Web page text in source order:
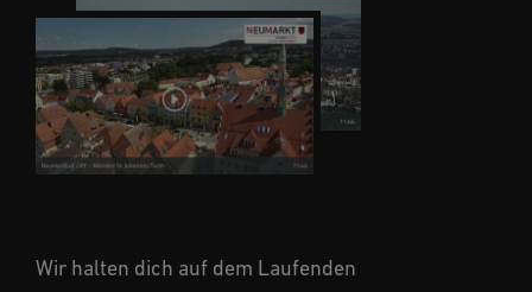
Wir halten dich auf dem Laufenden